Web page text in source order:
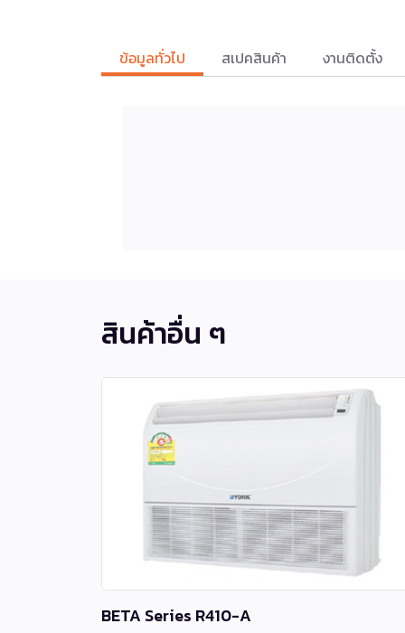
ข้อมูลทั่วไป สเปคสินค้า งานติดตั้ง
สินค้าอื่น ๆ
BETA Series R410-A